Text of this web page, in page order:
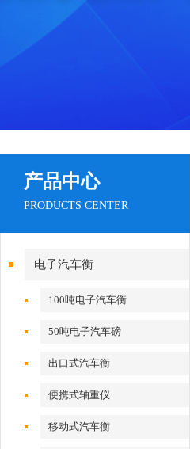
产品中心
PRODUCTS CENTER
电子汽车衡
100吨电子汽车衡
50吨电子汽车磅
出口式汽车衡
便携式轴重仪
移动式汽车衡